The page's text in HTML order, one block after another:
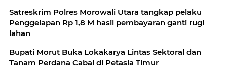
Satreskrim Polres Morowali Utara tangkap pelaku
Penggelapan Rp 1,8 M hasil pembayaran ganti rugi
lahan
Bupati Morut Buka Lokakarya Lintas Sektoral dan
Tanam Perdana Cabai di Petasia Timur